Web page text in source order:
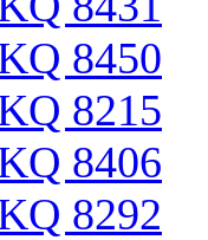
8450
8215
8406
8292